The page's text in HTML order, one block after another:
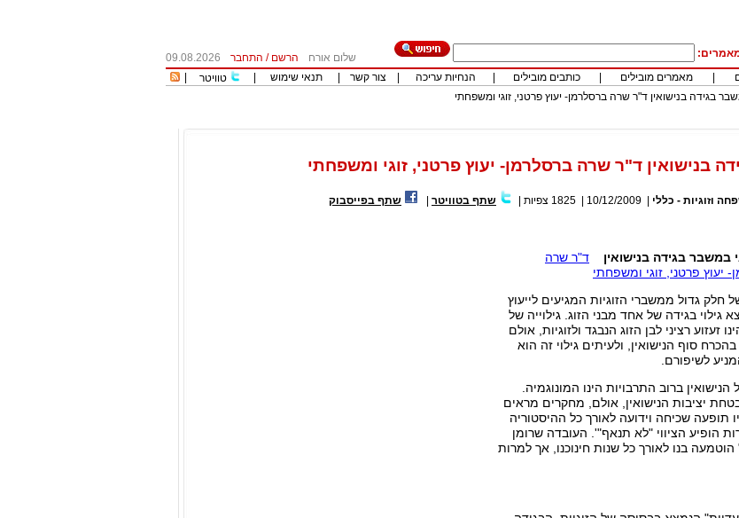
שלום אורח הרשם / התחבר
09.08.2026
מאמרים מובילים כותבים מובילים הנחיות עריכה צור קשר תנאי שימוש טוויטר
בגידה בנישואין ד"ר שרה ברסלרמן- יעוץ פרטני, זוגי ומשפחתי
בנישואין ד"ר שרה ברסלרמן- יעוץ פרטני, זוגי ומשפחתי
וזוגיות - כללי 10/12/2009
1825 צפיות שתף בטוויטר שתף בפייסבוק
במשבר בגידה בנישואין
ד"ר שרה
יעוץ פרטני, זוגי ומשפחתי
חלק גדול ממשברי הזוגיות המגיעים לייעוץ
גילוי בגידה של אחד מבני הזוג. גילוייה של
זעזוע רציני לבן הזוג הנבגד ולזוגיות, אולם
סוף הנישואין, ולעיתים גילוי זה הוא
לשיפורם.
ברוב התרבויות הינו המונוגמיה.
יציבות הנישואין, אולם, מחקרים מראים
תופעה שכיחה וידועה לאורך כל ההיסטוריה
הופיע הציווי "לא תנאף"'. העובדה שרומן
בנו לאורך כל שנות חינוכנו, אך למרות